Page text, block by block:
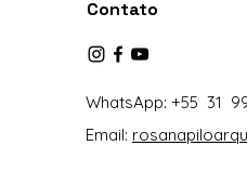
Árvore: 2 unidades
Dimensão: 10x10x10
Proteção: Caixa de acrílico
Base: Acrílico
Contato
WhatsApp: +55 31
Email: